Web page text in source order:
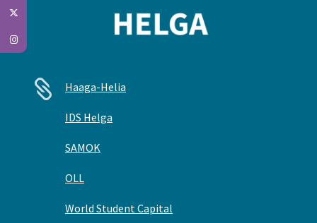
 Haaga-Helia
IDS Helga
SAMOK
OLL
World Student Capital